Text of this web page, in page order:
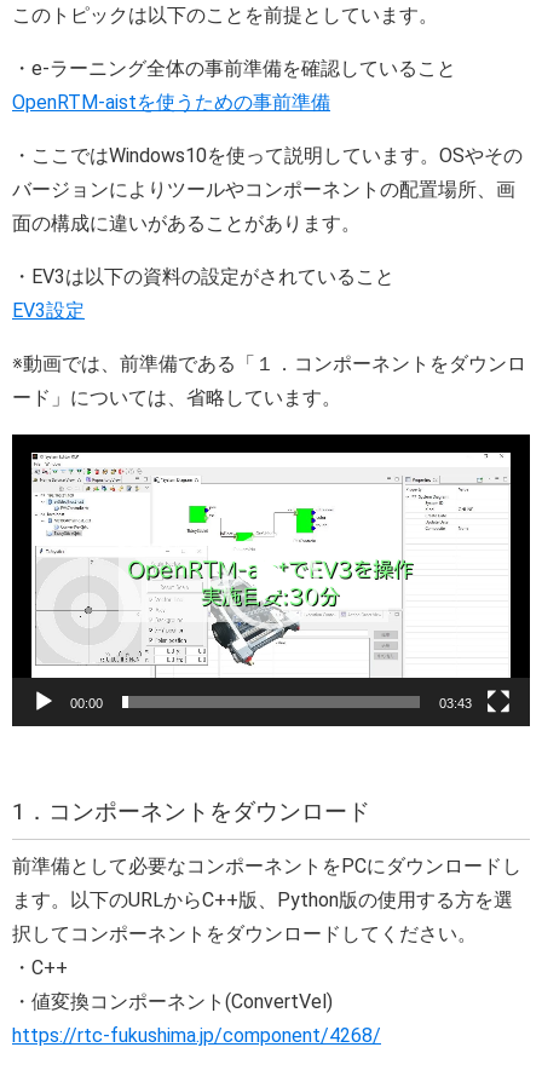
このトピックは以下のことを前提としています。
・e-ラーニング全体の事前準備を確認していること
OpenRTM-aistを使うための事前準備
・ここではWindows10を使って説明しています。OSやその
バージョンによりツールやコンポーネントの配置場所、画
面の構成に違いがあることがあります。
・EV3は以下の資料の設定がされていること
EV3設定
※動画では、前準備である「１．コンポーネントをダウンロ
ード」については、省略しています。
00:00 03:43
1．コンポーネントをダウンロード
前準備として必要なコンポーネントをPCにダウンロードし
ます。以下のURLからC++版、Python版の使用する方を選
択してコンポーネントをダウンロードしてください。
・C++
・値変換コンポーネント(ConvertVel)
https://rtc-fukushima.jp/component/4268/